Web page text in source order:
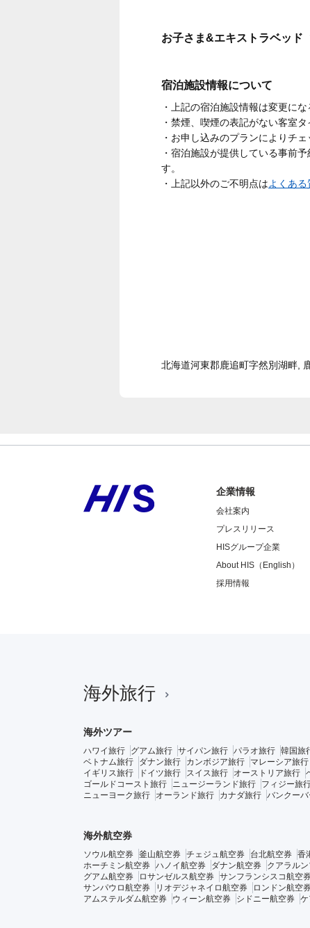
お子さま&エキストラベッド
宿泊施設情報について
・上記の宿泊施設情報は変更に
・禁煙、喫煙の表記がない客室
・お申し込みのプランによりチ
・宿泊施設が提供している事前
す。
・上記以外のご不明点はよくある
北海道河東郡鹿追町字然別湖畔,
企業情報
会社案内
プレスリリース
HISグループ企業
About HIS（English）
採用情報
海外旅行
海外ツアー
ハワイ旅行 グアム旅行 サイパン旅行 パラオ旅行 韓国旅
ベトナム旅行
ダナン旅行 カンボジア旅行 マレーシア旅行
イギリス旅行
ドイツ旅行 スイス旅行 オーストリア旅行
ゴールドコースト旅行
ニュージーランド旅行 フィジー旅
ニューヨーク旅行
オーランド旅行 カナダ旅行 バンクー
海外航空券
ソウル航空券 釜山航空券 チェジュ航空券 台北航空券 香
ホーチミン航空券 ハノイ航空券 ダナン航空券 クアラル
グアム航空券
ロサンゼルス航空券 サンフランシスコ航空
サンパウロ航空券
リオデジャネイロ航空券 ロンドン航空
アムステルダム航空券
ウィーン航空券 シドニー航空券